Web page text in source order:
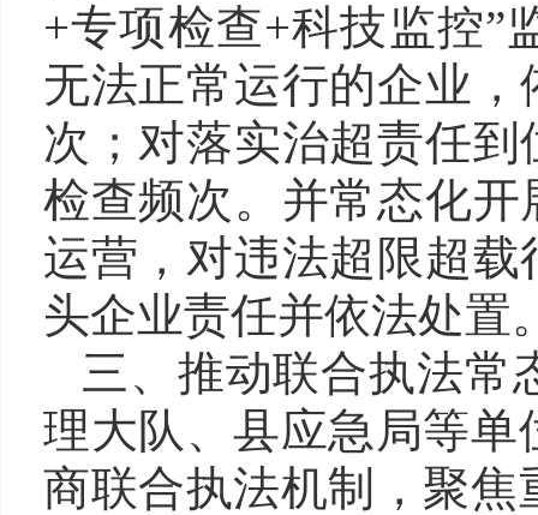
+专项检查+科技监控”
无法正常运行的企业
次；对落实治超责任
检查频次。 并常态化开
运营，对违法超限超载
头企业责任并依法处置
三、推动联合执法常
理大队、县应急局等单
商联合执法机制，聚